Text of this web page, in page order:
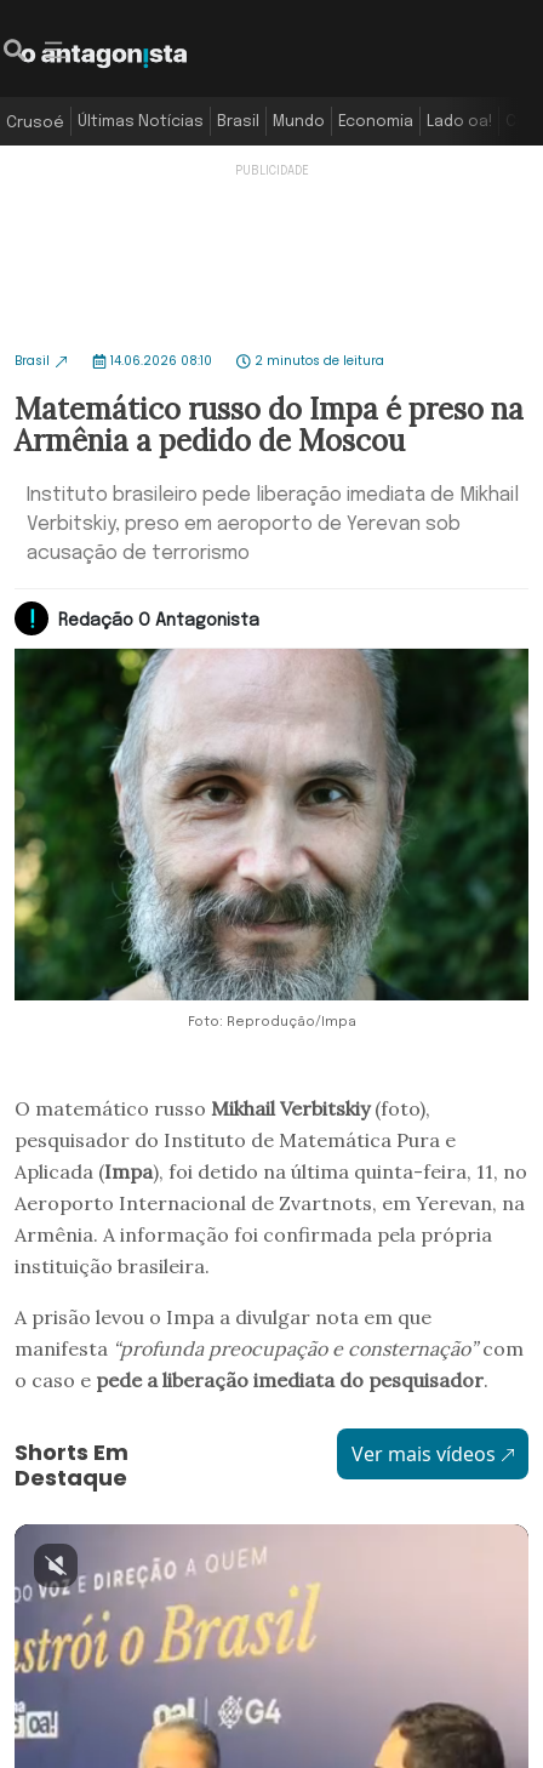
Crusoé Últimas Notícias Brasil Mundo Economia Lado oa!
Brasil 14.06.2026 08:10 2 minutos de leitura
Matemático russo do Impa é preso na
Armênia a pedido de Moscou
Instituto brasileiro pede liberação imediata de Mikhail
Verbitskiy, preso em aeroporto de Yerevan sob
acusação de terrorismo
Redação O Antagonista
Foto: Reprodução/Impa
O matemático russo Mikhail Verbitskiy(foto),
pesquisador do Instituto de Matemática Pura e
Aplicada (Impa), foi detido na última quinta-feira, 11, no
Aeroporto Internacional de Zvartnots, em Yerevan, na
Armênia. A informação foi confirmada pela própria
instituição brasileira.
A prisão levou o Impa a divulgar nota em que
manifesta “profunda preocupação e consternação”com
o caso e pede a liberação imediata do pesquisador.
Shorts Em
Destaque
Ver mais vídeos